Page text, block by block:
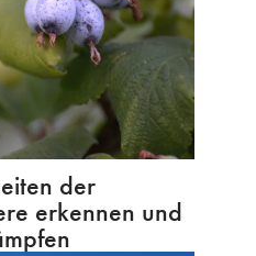
der
erkennen und